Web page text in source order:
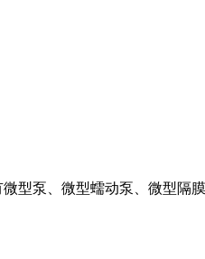
型泵、微型蠕动泵、微型